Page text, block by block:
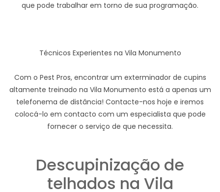
que pode trabalhar em torno de sua programação.
Técnicos Experientes na Vila Monumento
Com o Pest Pros, encontrar um exterminador de cupins
altamente treinado na Vila Monumento está a apenas um
telefonema de distância! Contacte-nos hoje e iremos
colocá-lo em contacto com um especialista que pode
fornecer o serviço de que necessita.
Descupinização de
telhados na Vila